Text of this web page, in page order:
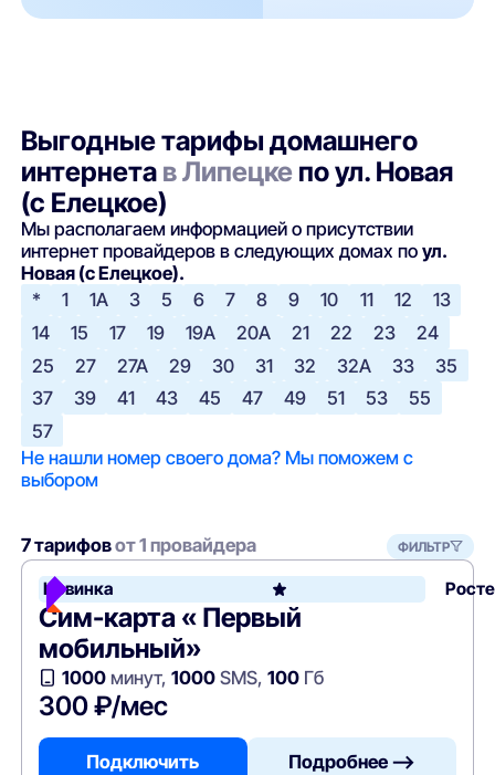
Выгодные тарифы домашнего
интернета в Липецке по ул. Новая
(с Елецкое)
Мы располагаем информацией о присутствии
интернет провайдеров в следующих домах поул.
Новая (с Елецкое).
*
1 1А 3 5 6 7 8 9 10 11 12
13
14
15 17 19 19А 20А 21 22 23
24
25
27 27А 29 30 31 32 32А 33
35
37
39 41 43 45 47 49 51 53
55
57
Не нашли номер своего дома? Мы поможем с
выбором
7 тарифовот 1 провайдера ФИЛЬТР
Новинка
Сим-карта « Первый
мобильный»
1000минут, 1000SMS, 100Гб
300 ₽/мес
Подключить Подробнее —>